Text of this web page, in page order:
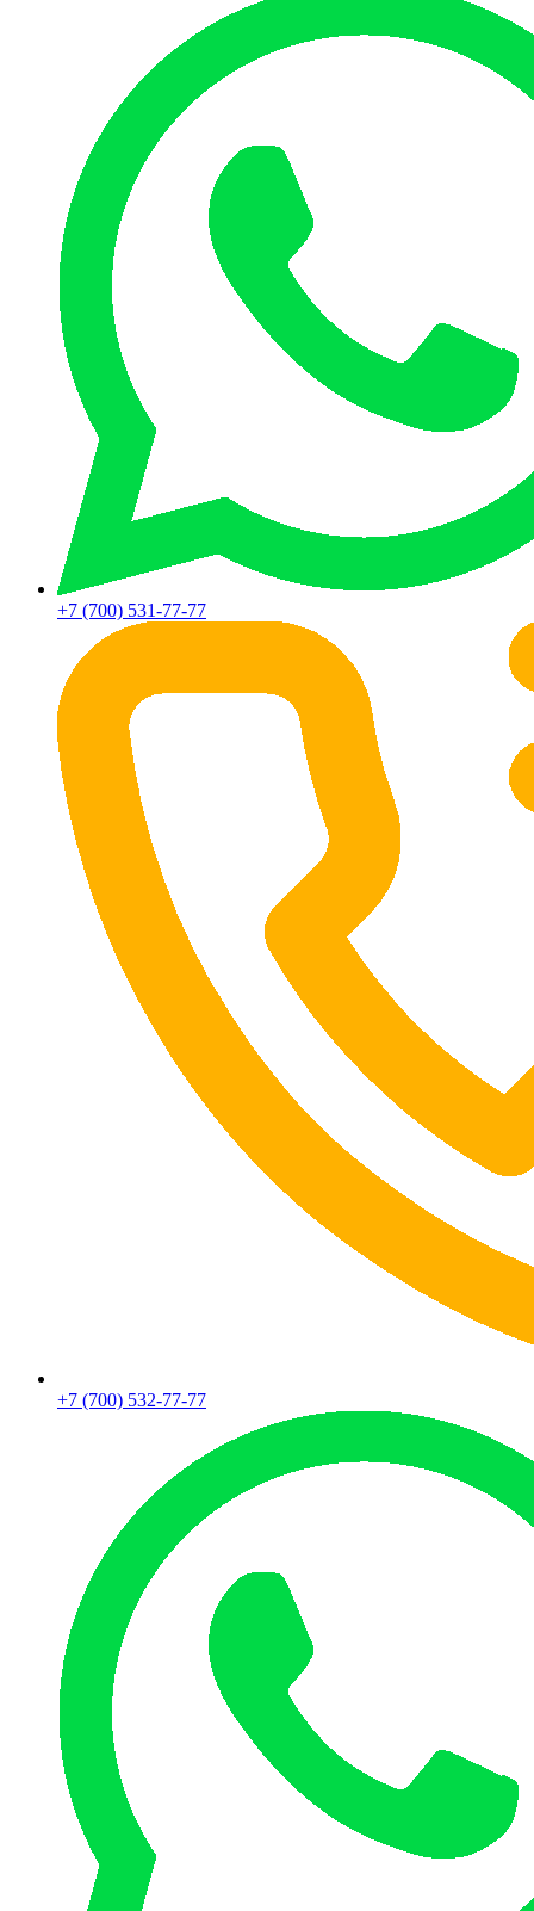
+7 (700) 531-77-77
+7 (700) 532-77-77